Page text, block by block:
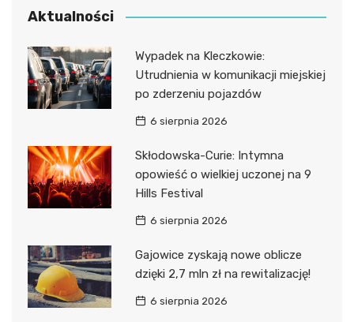
Aktualności
Wypadek na Kleczkowie:
Utrudnienia w komunikacji miejskiej
po zderzeniu pojazdów
6 sierpnia 2026
Skłodowska-Curie: Intymna
opowieść o wielkiej uczonej na 9
Hills Festival
6 sierpnia 2026
Gajowice zyskają nowe oblicze
dzięki 2,7 mln zł na rewitalizację!
6 sierpnia 2026